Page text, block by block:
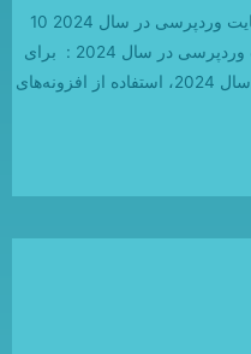
10 افزونه برتر برای افزایش سرعت سایت وردپرسی در سال 2024 10
افزونه برتر برای افزایش سرعت سایت وردپرسی در سال 2024 : برای
بهینه‌سازی سرعت سایت وردپرسی در سال 2024، استفاده از افزونه‌های